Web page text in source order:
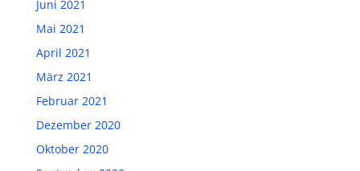
Juni 2021
Mai 2021
April 2021
März 2021
Februar 2021
Dezember 2020
Oktober 2020